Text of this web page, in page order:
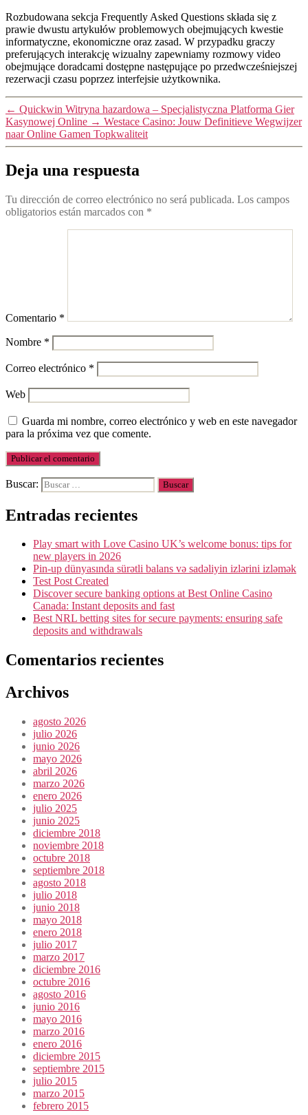
Rozbudowana sekcja Frequently Asked Questions składa się z
prawie dwustu artykułów problemowych obejmujących kwestie
informatyczne, ekonomiczne oraz zasad. W przypadku graczy
preferujących interakcję wizualny zapewniamy rozmowy video
obejmujące doradcami dostępne następujące po przedwcześniejszej
rezerwacji czasu poprzez interfejsie użytkownika.
← Quickwin Witryna hazardowa – Specjalistyczna Platforma Gier
Kasynowej Online → Westace Casino: Jouw Definitieve Wegwijzer
naar Online Gamen Topkwaliteit
Deja una respuesta
Tu dirección de correo electrónico no será publicada. Los campos
obligatorios están marcados con *
Comentario *
Nombre *
Correo electrónico *
Web
Guarda mi nombre, correo electrónico y web en este navegador
para la próxima vez que comente.
Buscar:
Entradas recientes
Play smart with Love Casino UK’s welcome bonus: tips for
new players in 2026
Pin-up dünyasında sürətli balans və sadəliyin izlərini izləmək
Test Post Created
Discover secure banking options at Best Online Casino
Canada: Instant deposits and fast
Best NRL betting sites for secure payments: ensuring safe
deposits and withdrawals
Comentarios recientes
Archivos
agosto 2026
julio 2026
junio 2026
mayo 2026
abril 2026
marzo 2026
enero 2026
julio 2025
junio 2025
diciembre 2018
noviembre 2018
octubre 2018
septiembre 2018
agosto 2018
julio 2018
junio 2018
mayo 2018
enero 2018
julio 2017
marzo 2017
diciembre 2016
octubre 2016
agosto 2016
junio 2016
mayo 2016
marzo 2016
enero 2016
diciembre 2015
septiembre 2015
julio 2015
marzo 2015
febrero 2015